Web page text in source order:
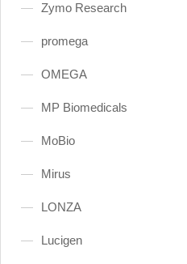
Zymo Research
promega
OMEGA
MP Biomedicals
MoBio
Mirus
LONZA
Lucigen